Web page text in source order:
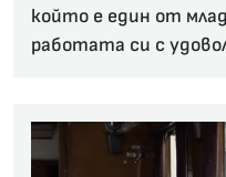
който е един от
работата си с